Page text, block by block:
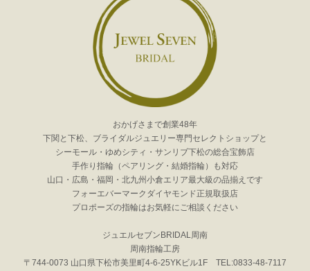
おかげさまで創業48年
下関と下松、ブライダルジュエリー専門セレクトショップと
シーモール・ゆめシティ・サンリブ下松の総合宝飾店
手作り指輪（ペアリング・結婚指輪）も対応
山口・広島・福岡・北九州小倉エリア最大級の品揃えです
フォーエバーマークダイヤモンド正規取扱店
プロポーズの指輪はお気軽にご相談ください
ジュエルセブンBRIDAL周南
周南指輪工房
〒744-0073 山口県下松市美里町4-6-25YKビル1F TEL:0833-48-7117